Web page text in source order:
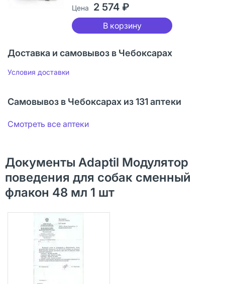
Цена 2 574 ₽
В корзину
Доставка и самовывоз в Чебоксарах
Условия доставки
Самовывоз в Чебоксарах из 131 аптеки
Смотреть все аптеки
Документы Adaptil Модулятор
поведения для собак сменный
флакон 48 мл 1 шт